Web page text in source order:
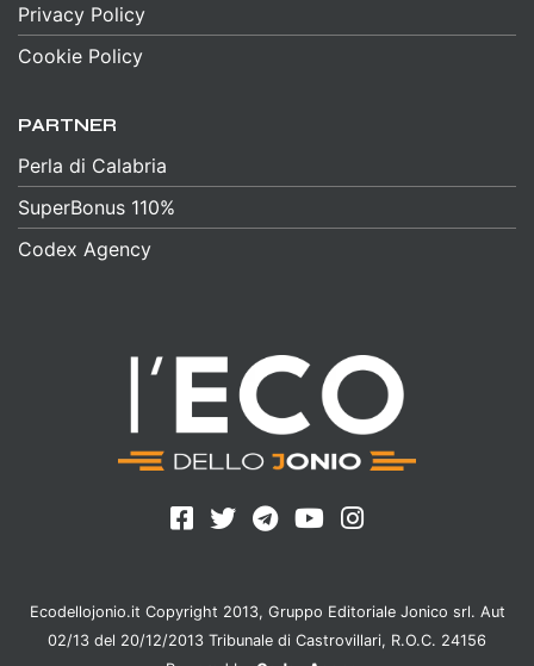
Privacy Policy
Cookie Policy
PARTNER
Perla di Calabria
SuperBonus 110%
Codex Agency
Ecodellojonio.it Copyright 2013, Gruppo Editoriale Jonico srl. Aut
02/13 del 20/12/2013 Tribunale di Castrovillari, R.O.C. 24156